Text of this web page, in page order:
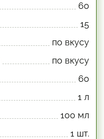
60
15
по вкусу
по вкусу
60
1 л
100 мл
1 шт.